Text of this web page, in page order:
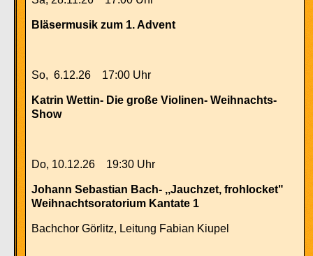
Bläsermusik zum 1. Advent
So, 6.12.26 17:00 Uhr
Katrin Wettin- Die große Violinen- Weihnachts-
Show
Do, 10.12.26 19:30 Uhr
Johann Sebastian Bach- ,,Jauchzet, frohlocket"
Weihnachtsoratorium Kantate 1
Bachchor Görlitz, Leitung Fabian Kiupel